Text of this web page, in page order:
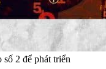
2 để phát triển